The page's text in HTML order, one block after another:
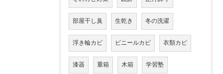
部屋干し臭 生乾き 冬の洗濯
浮き輪カビ ビニールカビ 衣類カビ
漆器 重箱 木箱 学習塾